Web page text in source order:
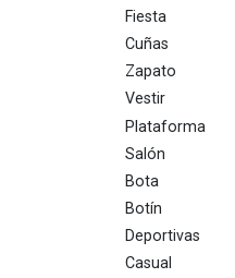
Fiesta
Cuñas
Zapato
Vestir
Plataforma
Salón
Bota
Botín
Deportivas
Casual